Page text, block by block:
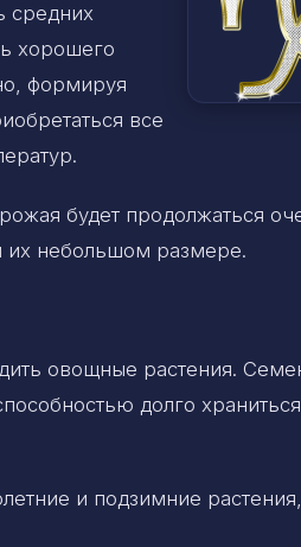
средних
хорошего
формируя
все
будет продолжаться
их небольшом размере.
овощные растения.
долго
и подзимние растения,